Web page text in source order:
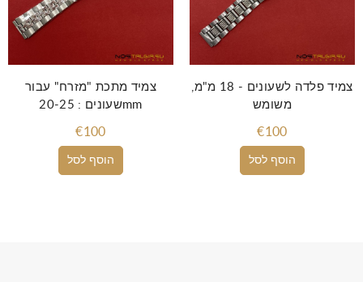
הוסף לסל
צמיד מתכת "מזרח" עבור
שעונים : 20-25mm
€100
הוסף לסל
צמיד פלדה לשעונים - 18 מ"מ,
משומש
€100